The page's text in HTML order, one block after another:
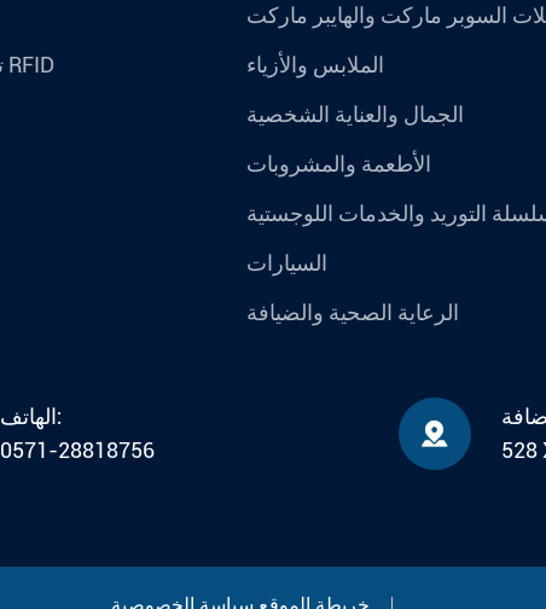
ترصانات تحديد الهوية RFID
السوبر ماركت والهايبر ماركت
الملابس والأزياء
الجمال والعناية الشخصية
الأطعمة والمشروبات
التوريد والخدمات اللوجستية
السيارات
الرعاية الصحية والضيافة
الهاتف:
0571-28818756

528
خريطة الموقع سياسة الخصوصية